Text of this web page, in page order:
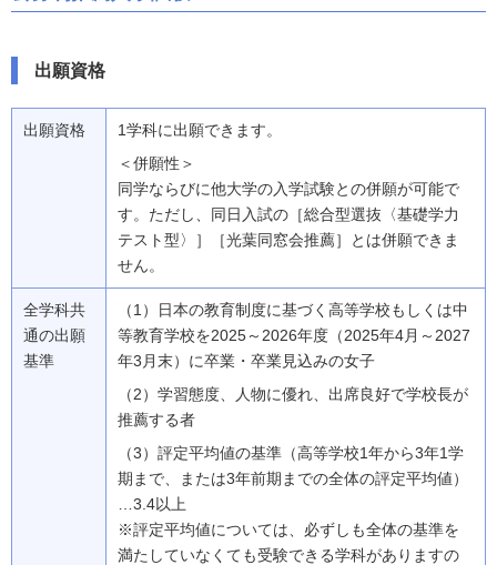
出願資格
出願資格
1学科に出願できます。
＜併願性＞
同学ならびに他大学の入学試験との併願が可能で
す。ただし、同日入試の［総合型選抜〈基礎学力
テスト型〉］［光葉同窓会推薦］とは併願できま
せん。
全学科共
通の出願
基準
（1）日本の教育制度に基づく高等学校もしくは中
等教育学校を2025～2026年度（2025年4月～2027
年3月末）に卒業・卒業見込みの女子
（2）学習態度、人物に優れ、出席良好で学校長が
推薦する者
（3）評定平均値の基準（高等学校1年から3年1学
期まで、または3年前期までの全体の評定平均値）
…3.4以上
※評定平均値については、必ずしも全体の基準を
満たしていなくても受験できる学科がありますの